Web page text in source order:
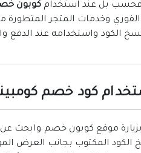
بل عند استخدام كوبون
وخدمات المتجر المتطورة
الكود واستخدامه عند الدفع
كود خصم كومبينز إير
موقع كوبون خصم وابحث عن
الكود المكتوب بجانب العرض